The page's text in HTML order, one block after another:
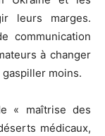
leurs marges.
communication
à changer
moins.
« maîtrise des
médicaux,